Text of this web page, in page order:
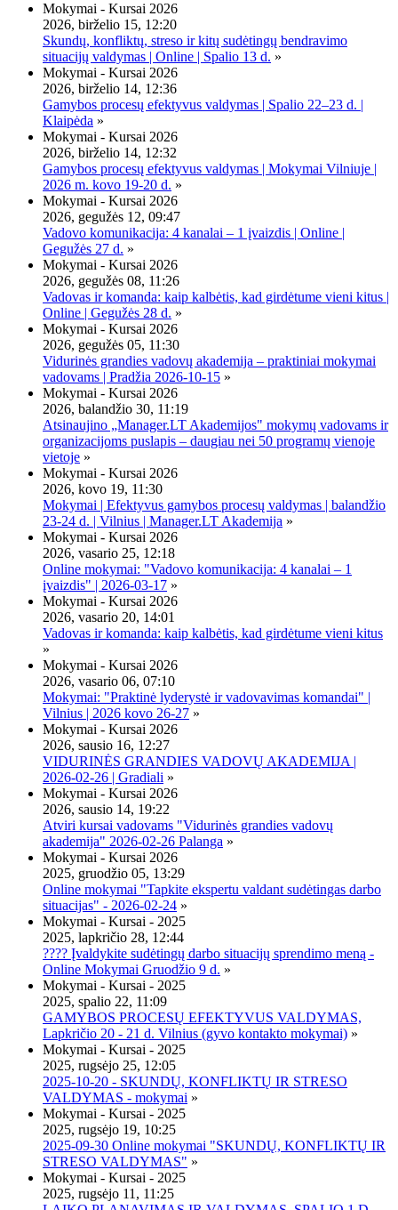
Mokymai - Kursai 2026
2026, birželio 15, 12:20
Skundų, konfliktų, streso ir kitų sudėtingų bendravimo
situacijų valdymas | Online | Spalio 13 d. »
Mokymai - Kursai 2026
2026, birželio 14, 12:36
Gamybos procesų efektyvus valdymas | Spalio 22–23 d. |
Klaipėda »
Mokymai - Kursai 2026
2026, birželio 14, 12:32
Gamybos procesų efektyvus valdymas | Mokymai Vilniuje |
2026 m. kovo 19-20 d. »
Mokymai - Kursai 2026
2026, gegužės 12, 09:47
Vadovo komunikacija: 4 kanalai – 1 įvaizdis | Online |
Gegužės 27 d. »
Mokymai - Kursai 2026
2026, gegužės 08, 11:26
Vadovas ir komanda: kaip kalbėtis, kad girdėtume vieni kitus |
Online | Gegužės 28 d. »
Mokymai - Kursai 2026
2026, gegužės 05, 11:30
Vidurinės grandies vadovų akademija – praktiniai mokymai
vadovams | Pradžia 2026-10-15 »
Mokymai - Kursai 2026
2026, balandžio 30, 11:19
Atsinaujino „Manager.LT Akademijos" mokymų vadovams ir
organizacijoms puslapis – daugiau nei 50 programų vienoje
vietoje »
Mokymai - Kursai 2026
2026, kovo 19, 11:30
Mokymai | Efektyvus gamybos procesų valdymas | balandžio
23-24 d. | Vilnius | Manager.LT Akademija »
Mokymai - Kursai 2026
2026, vasario 25, 12:18
Online mokymai: "Vadovo komunikacija: 4 kanalai – 1
įvaizdis" | 2026-03-17 »
Mokymai - Kursai 2026
2026, vasario 20, 14:01
Vadovas ir komanda: kaip kalbėtis, kad girdėtume vieni kitus
»
Mokymai - Kursai 2026
2026, vasario 06, 07:10
Mokymai: "Praktinė lyderystė ir vadovavimas komandai" |
Vilnius | 2026 kovo 26-27 »
Mokymai - Kursai 2026
2026, sausio 16, 12:27
VIDURINĖS GRANDIES VADOVŲ AKADEMIJA |
2026-02-26 | Gradiali »
Mokymai - Kursai 2026
2026, sausio 14, 19:22
Atviri kursai vadovams "Vidurinės grandies vadovų
akademija" 2026-02-26 Palanga »
Mokymai - Kursai 2026
2025, gruodžio 05, 13:29
Online mokymai "Tapkite ekspertu valdant sudėtingas darbo
situacijas" - 2026-02-24 »
Mokymai - Kursai - 2025
2025, lapkričio 28, 12:44
???? Įvaldykite sudėtingų darbo situacijų sprendimo meną -
Online Mokymai Gruodžio 9 d. »
Mokymai - Kursai - 2025
2025, spalio 22, 11:09
GAMYBOS PROCESŲ EFEKTYVUS VALDYMAS,
Lapkričio 20 - 21 d. Vilnius (gyvo kontakto mokymai) »
Mokymai - Kursai - 2025
2025, rugsėjo 25, 12:05
2025-10-20 - SKUNDŲ, KONFLIKTŲ IR STRESO
VALDYMAS - mokymai »
Mokymai - Kursai - 2025
2025, rugsėjo 19, 10:25
2025-09-30 Online mokymai "SKUNDŲ, KONFLIKTŲ IR
STRESO VALDYMAS" »
Mokymai - Kursai - 2025
2025, rugsėjo 11, 11:25